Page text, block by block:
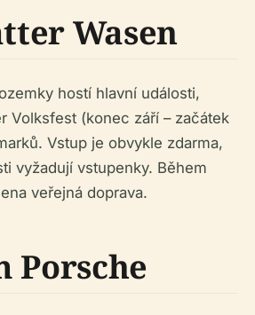
Wasen
hostí hlavní události,
Volksfest (konec září – začátek
Vstup je obvykle zdarma,
vyžadují vstupenky. Během
veřejná doprava.
Porsche